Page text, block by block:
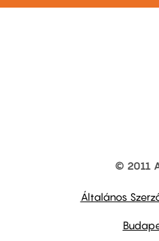
© 2011
Általános